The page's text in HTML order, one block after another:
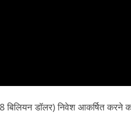
डॉलर) निवेश आकर्षित करने